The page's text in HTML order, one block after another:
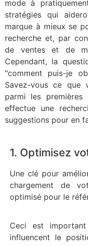
mode à
stratégies qui
marque à mieux se
recherche et, par
de ventes et de
Cependant, la
"comment puis-je
Savez-vous ce que
parmi les premières
effectue une
suggestions pour en
1. Optimisez
Une clé pour
chargement de
optimisé pour le
Ceci est
influencent le